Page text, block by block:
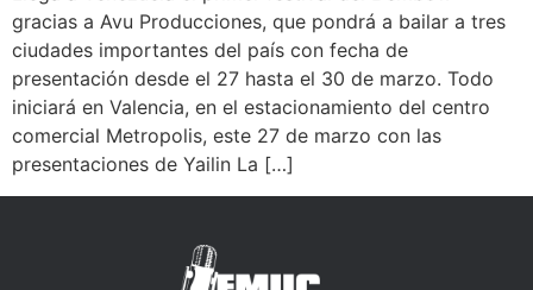
gracias a Avu Producciones, que pondrá a bailar a tres
ciudades importantes del país con fecha de
presentación desde el 27 hasta el 30 de marzo. Todo
iniciará en Valencia, en el estacionamiento del centro
comercial Metropolis, este 27 de marzo con las
presentaciones de Yailin La […]